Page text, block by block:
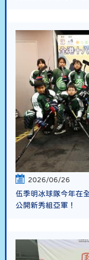
2026/06/26
伍季明冰球隊今年在
公開新秀組亞軍！